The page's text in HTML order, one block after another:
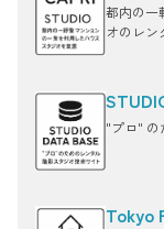
都内の一
オのレン
"プロ" の
Tokyo